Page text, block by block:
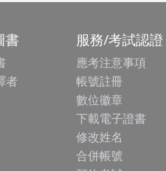
書
者
服務/考試認證
應考注意事項
帳號註冊
數位徽章
下載電子證書
修改姓名
合併帳號